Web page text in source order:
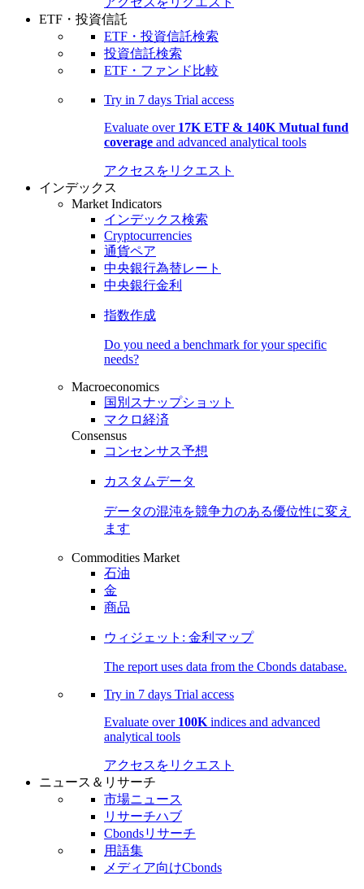
ETF・投資信託
ETF・投資信託検索
投資信託検索
ETF・ファンド比較
Try in 7 days Trial access
Evaluate over 17K ETF & 140K Mutual fund
coverage and advanced analytical tools
アクセスをリクエスト
インデックス
Market Indicators
インデックス検索
Cryptocurrencies
通貨ペア
中央銀行為替レート
中央銀行金利
指数作成
Do you need a benchmark for your specific
needs?
Macroeconomics
国別スナップショット
マクロ経済
Consensus
コンセンサス予想
カスタムデータ
データの混沌を競争力のある優位性に変え
ます
Commodities Market
石油
金
商品
ウィジェット: 金利マップ
The report uses data from the Cbonds database.
Try in 7 days Trial access
Evaluate over 100K indices and advanced
analytical tools
アクセスをリクエスト
ニュース＆リサーチ
市場ニュース
リサーチハブ
Cbondsリサーチ
用語集
メディア向けCbonds